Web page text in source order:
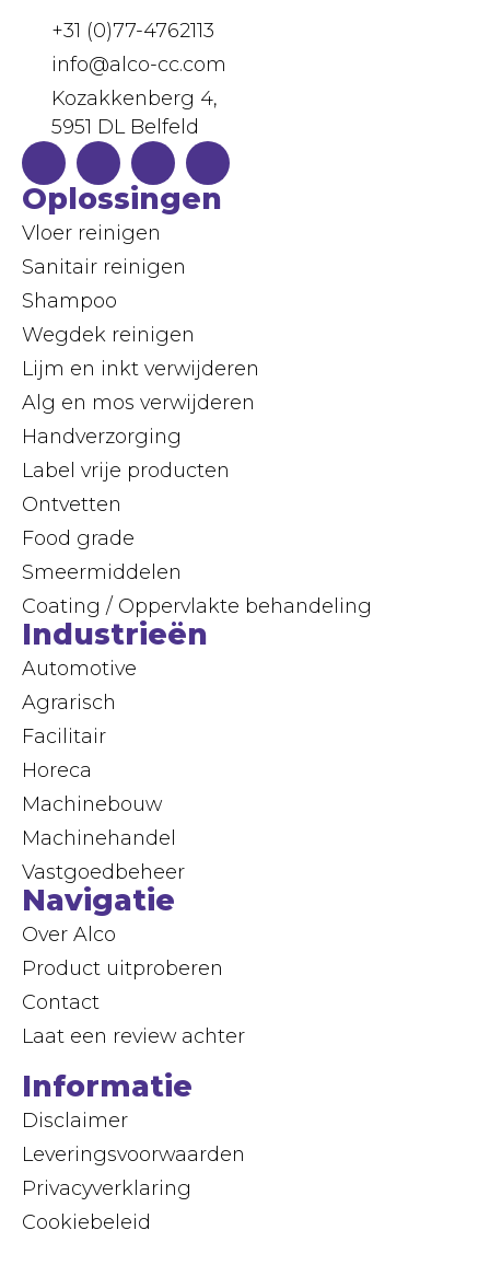
+31 (0)77-4762113
info@alco-cc.com
Kozakkenberg 4,
5951 DL Belfeld
Oplossingen
Vloer reinigen
Sanitair reinigen
Shampoo
Wegdek reinigen
Lijm en inkt verwijderen
Alg en mos verwijderen
Handverzorging
Label vrije producten
Ontvetten
Food grade
Smeermiddelen
Coating / Oppervlakte behandeling
Industrieën
Automotive
Agrarisch
Facilitair
Horeca
Machinebouw
Machinehandel
Vastgoedbeheer
Navigatie
Over Alco
Product uitproberen
Contact
Laat een review achter
Informatie
Disclaimer
Leveringsvoorwaarden
Privacyverklaring
Cookiebeleid